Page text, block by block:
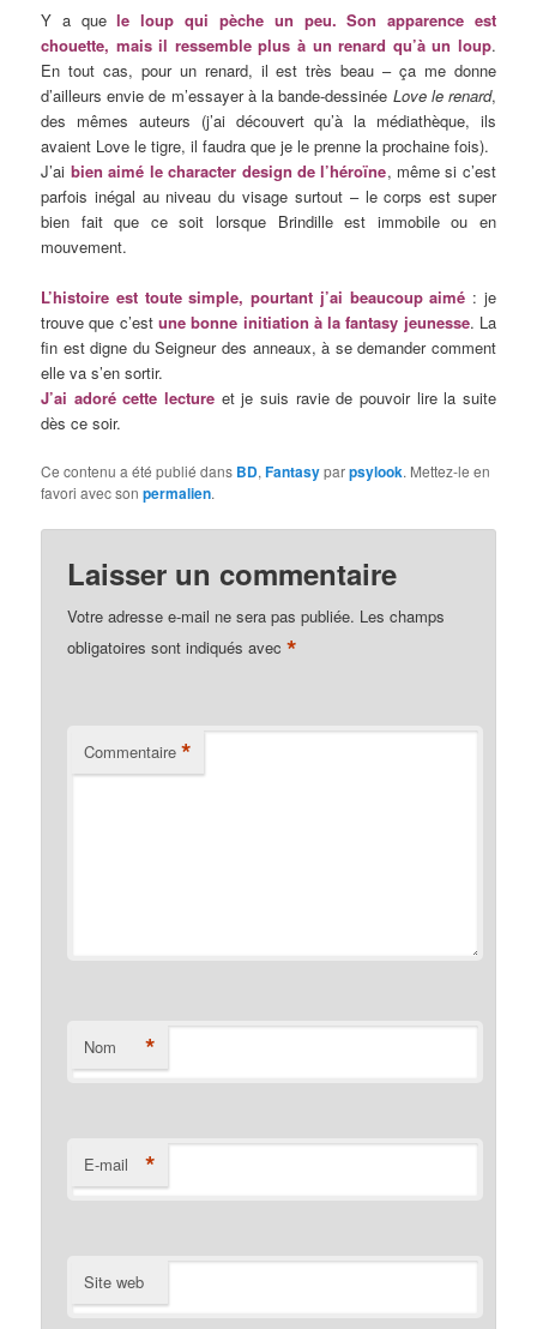
Y a quele loup qui pèche un peu. Son apparence est
chouette, mais il ressemble plus à un renard qu’à un loup.
En tout cas, pour un renard, il est très beau – ça me donne
d’ailleurs envie de m’essayer à la bande-dessinée Love le renard,
des mêmes auteurs (j’ai découvert qu’à la médiathèque, ils
avaient Love le tigre, il faudra que je le prenne la prochaine fois).
J’ai bien aimé le character design de l’héroïne, même si c’est
parfois inégal au niveau du visage surtout – le corps est super
bien fait que ce soit lorsque Brindille est immobile ou en
mouvement.
L’histoire est toute simple, pourtant j’ai beaucoup aimé : je
trouve que c’est une bonne initiation à la fantasy jeunesse. La
fin est digne du Seigneur des anneaux, à se demander comment
elle va s’en sortir.
J’ai adoré cette lecture et je suis ravie de pouvoir lire la suite
dès ce soir.
Ce contenu a été publié dans BD,Fantasyparpsylook. Mettez-le en
favori avec sonpermalien.
Laisser un commentaire
Votre adresse e-mail ne sera pas publiée. Les champs
obligatoires sont indiqués avec*
Commentaire *
Nom *
E-mail *
Site web